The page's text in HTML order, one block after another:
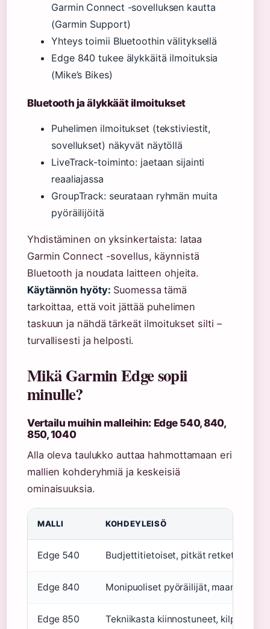
Garmin Connect -sovelluksen kautta
(Garmin Support)
Yhteys toimii Bluetoothin välityksellä
Edge 840 tukee älykkäitä ilmoituksia
(Mike’s Bikes)
Bluetooth ja älykkäät ilmoitukset
Puhelimen ilmoitukset (tekstiviestit,
sovellukset) näkyvät näytöllä
LiveTrack-toiminto: jaetaan sijainti
reaaliajassa
GroupTrack: seurataan ryhmän muita
pyöräilijöitä
Yhdistäminen on yksinkertaista: lataa
Garmin Connect -sovellus, käynnistä
Bluetooth ja noudata laitteen ohjeita.
Käytännön hyöty: Suomessa tämä
tarkoittaa, että voit jättää puhelimen
taskuun ja nähdä tärkeät ilmoitukset silti –
turvallisesti ja helposti.
Mikä Garmin Edge sopii
minulle?
Vertailu muihin malleihin: Edge 540, 840,
850, 1040
Alla oleva taulukko auttaa hahmottamaan eri
mallien kohderyhmiä ja keskeisiä
ominaisuuksia.
MALLI KOHDEYLEISÖ
Edge 540 Budjettitietoiset, pitkät retket
Edge 840 Monipuoliset pyöräilijät, maantie- ja
Edge 850 Tekniikasta kiinnostuneet,